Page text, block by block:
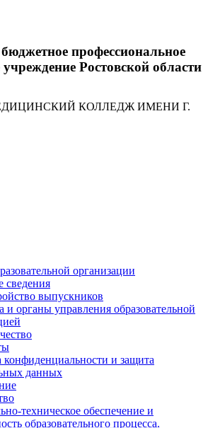
бюджетное профессиональное
учреждение Ростовской области
КОЛЛЕДЖ ИМЕНИ Г.
организации
сведения
выпускников
и органы управления образовательной
и защита
данных
техническое обеспечение и
образовательного процесса.